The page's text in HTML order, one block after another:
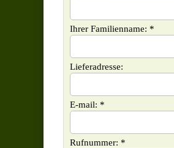
Ihrer Familienname: *
Lieferadresse:
E-mail: *
Rufnummer: *